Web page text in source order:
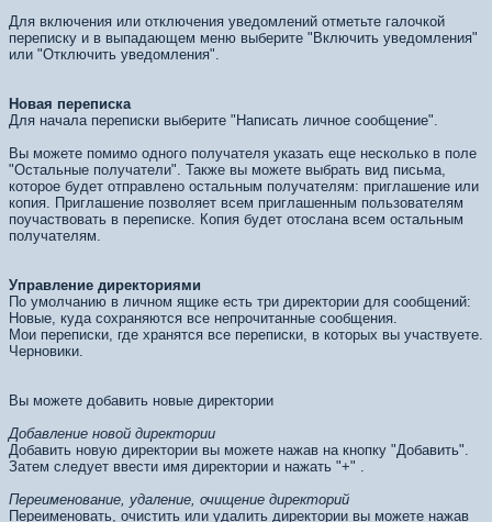
Для включения или отключения уведомлений отметьте галочкой
переписку и в выпадающем меню выберите "Включить уведомления"
или "Отключить уведомления".
Новая переписка
Для начала переписки выберите "Написать личное сообщение".
Вы можете помимо одного получателя указать еще несколько в поле
"Остальные получатели". Также вы можете выбрать вид письма,
которое будет отправлено остальным получателям: приглашение или
копия. Приглашение позволяет всем приглашенным пользователям
поучаствовать в переписке. Копия будет отослана всем остальным
получателям.
Управление директориями
По умолчанию в личном ящике есть три директории для сообщений:
Новые, куда сохраняются все непрочитанные сообщения.
Мои переписки, где хранятся все переписки, в которых вы участвуете.
Черновики.
Вы можете добавить новые директории
Добавление новой директории
Добавить новую директории вы можете нажав на кнопку "Добавить".
Затем следует ввести имя директории и нажать "+" .
Переименование, удаление, очищение директорий
Переименовать, очистить или удалить директории вы можете нажав